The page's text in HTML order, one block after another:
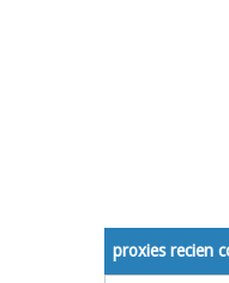
proxies recien